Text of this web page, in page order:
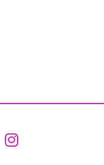
Aceder ao
Aceder ao